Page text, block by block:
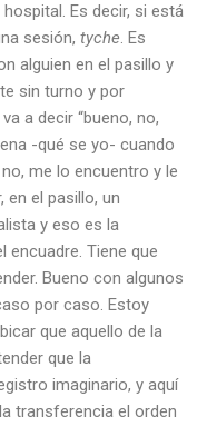
Es decir, si está
sesión, tyche. Es
alguien en el pasillo y
sin turno y por
a decir “bueno, no,
-qué se yo- cuando
me lo encuentro y le
en el pasillo, un
y eso es la
encuadre. Tiene que
Bueno con algunos
por caso. Estoy
que aquello de la
que la
imaginario, y aquí
transferencia el orden